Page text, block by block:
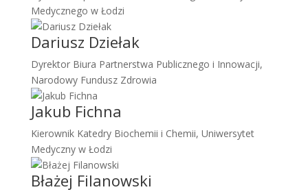
Medycznego w Łodzi
Dariusz Dziełak
Dyrektor Biura Partnerstwa Publicznego i Innowacji,
Narodowy Fundusz Zdrowia
Jakub Fichna
Kierownik Katedry Biochemii i Chemii, Uniwersytet
Medyczny w Łodzi
Błażej Filanowski